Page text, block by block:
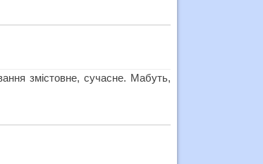
змістовне, сучасне. Мабуть,